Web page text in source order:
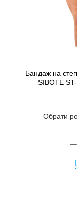
Бандаж на
SIBOTE
Обрати